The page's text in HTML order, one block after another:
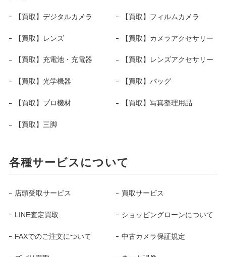
【買取】デジタルカメラ 【買取】フィルムカメラ
【買取】レンズ 【買取】カメラアクセサリー
【買取】充電池・充電器 【買取】レンズアクセサリー
【買取】光学機器 【買取】バッグ
【買取】プロ機材 【買取】写真整理用品
【買取】三脚
各種サービスについて
店頭受取サービス 買取サービス
LINE査定買取 ショッピングローンについて
FAXでのご注文について 中古カメラ保証規定